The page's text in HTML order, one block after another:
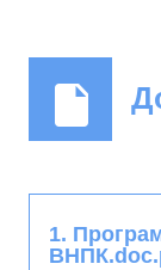
1.